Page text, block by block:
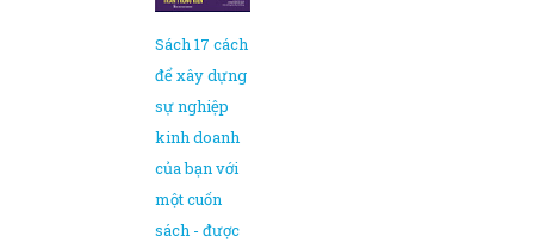
Sách 17 cách
để xây dựng
sự nghiệp
kinh doanh
của bạn với
một cuốn
sách - được